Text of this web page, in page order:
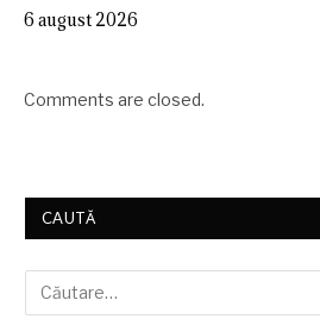
6 august 2026
Comments are closed.
CAUTĂ